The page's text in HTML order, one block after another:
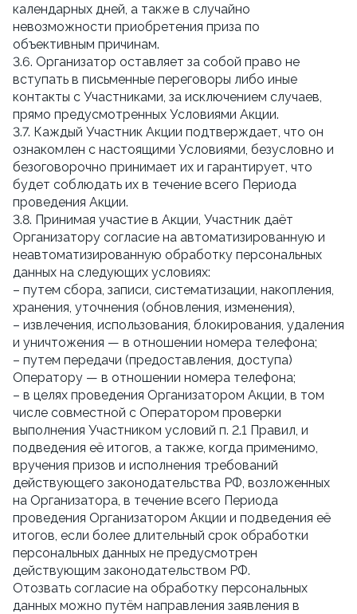
календарных дней, а также в случайно
невозможности приобретения приза по
объективным причинам.
3.6. Организатор оставляет за собой право не
вступать в письменные переговоры либо иные
контакты с Участниками, за исключением случаев,
прямо предусмотренных Условиями Акции.
3.7. Каждый Участник Акции подтверждает, что он
ознакомлен с настоящими Условиями, безусловно и
безоговорочно принимает их и гарантирует, что
будет соблюдать их в течение всего Периода
проведения Акции.
3.8. Принимая участие в Акции, Участник даёт
Организатору согласие на автоматизированную и
неавтоматизированную обработку персональных
данных на следующих условиях:
– путем сбора, записи, систематизации, накопления,
хранения, уточнения (обновления, изменения),
– извлечения, использования, блокирования, удаления
и уничтожения — в отношении номера телефона;
– путем передачи (предоставления, доступа)
Оператору — в отношении номера телефона;
– в целях проведения Организатором Акции, в том
числе совместной с Оператором проверки
выполнения Участником условий п. 2.1 Правил, и
подведения её итогов, а также, когда применимо,
вручения призов и исполнения требований
действующего законодательства РФ, возложенных
на Организатора, в течение всего Периода
проведения Организатором Акции и подведения её
итогов, если более длительный срок обработки
персональных данных не предусмотрен
действующим законодательством РФ.
Отозвать согласие на обработку персональных
данных можно путём направления заявления в